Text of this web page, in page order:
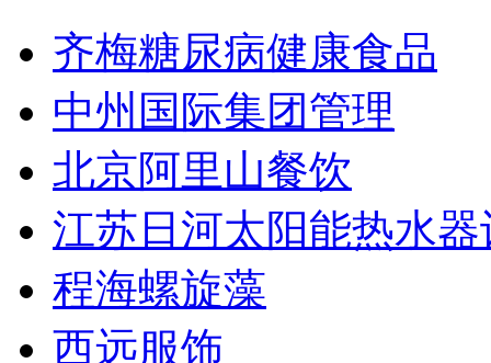
齐梅糖尿病健康食品
中州国际集团管理
北京阿里山餐饮
江苏日河太阳能热水器
程海螺旋藻
西远服饰